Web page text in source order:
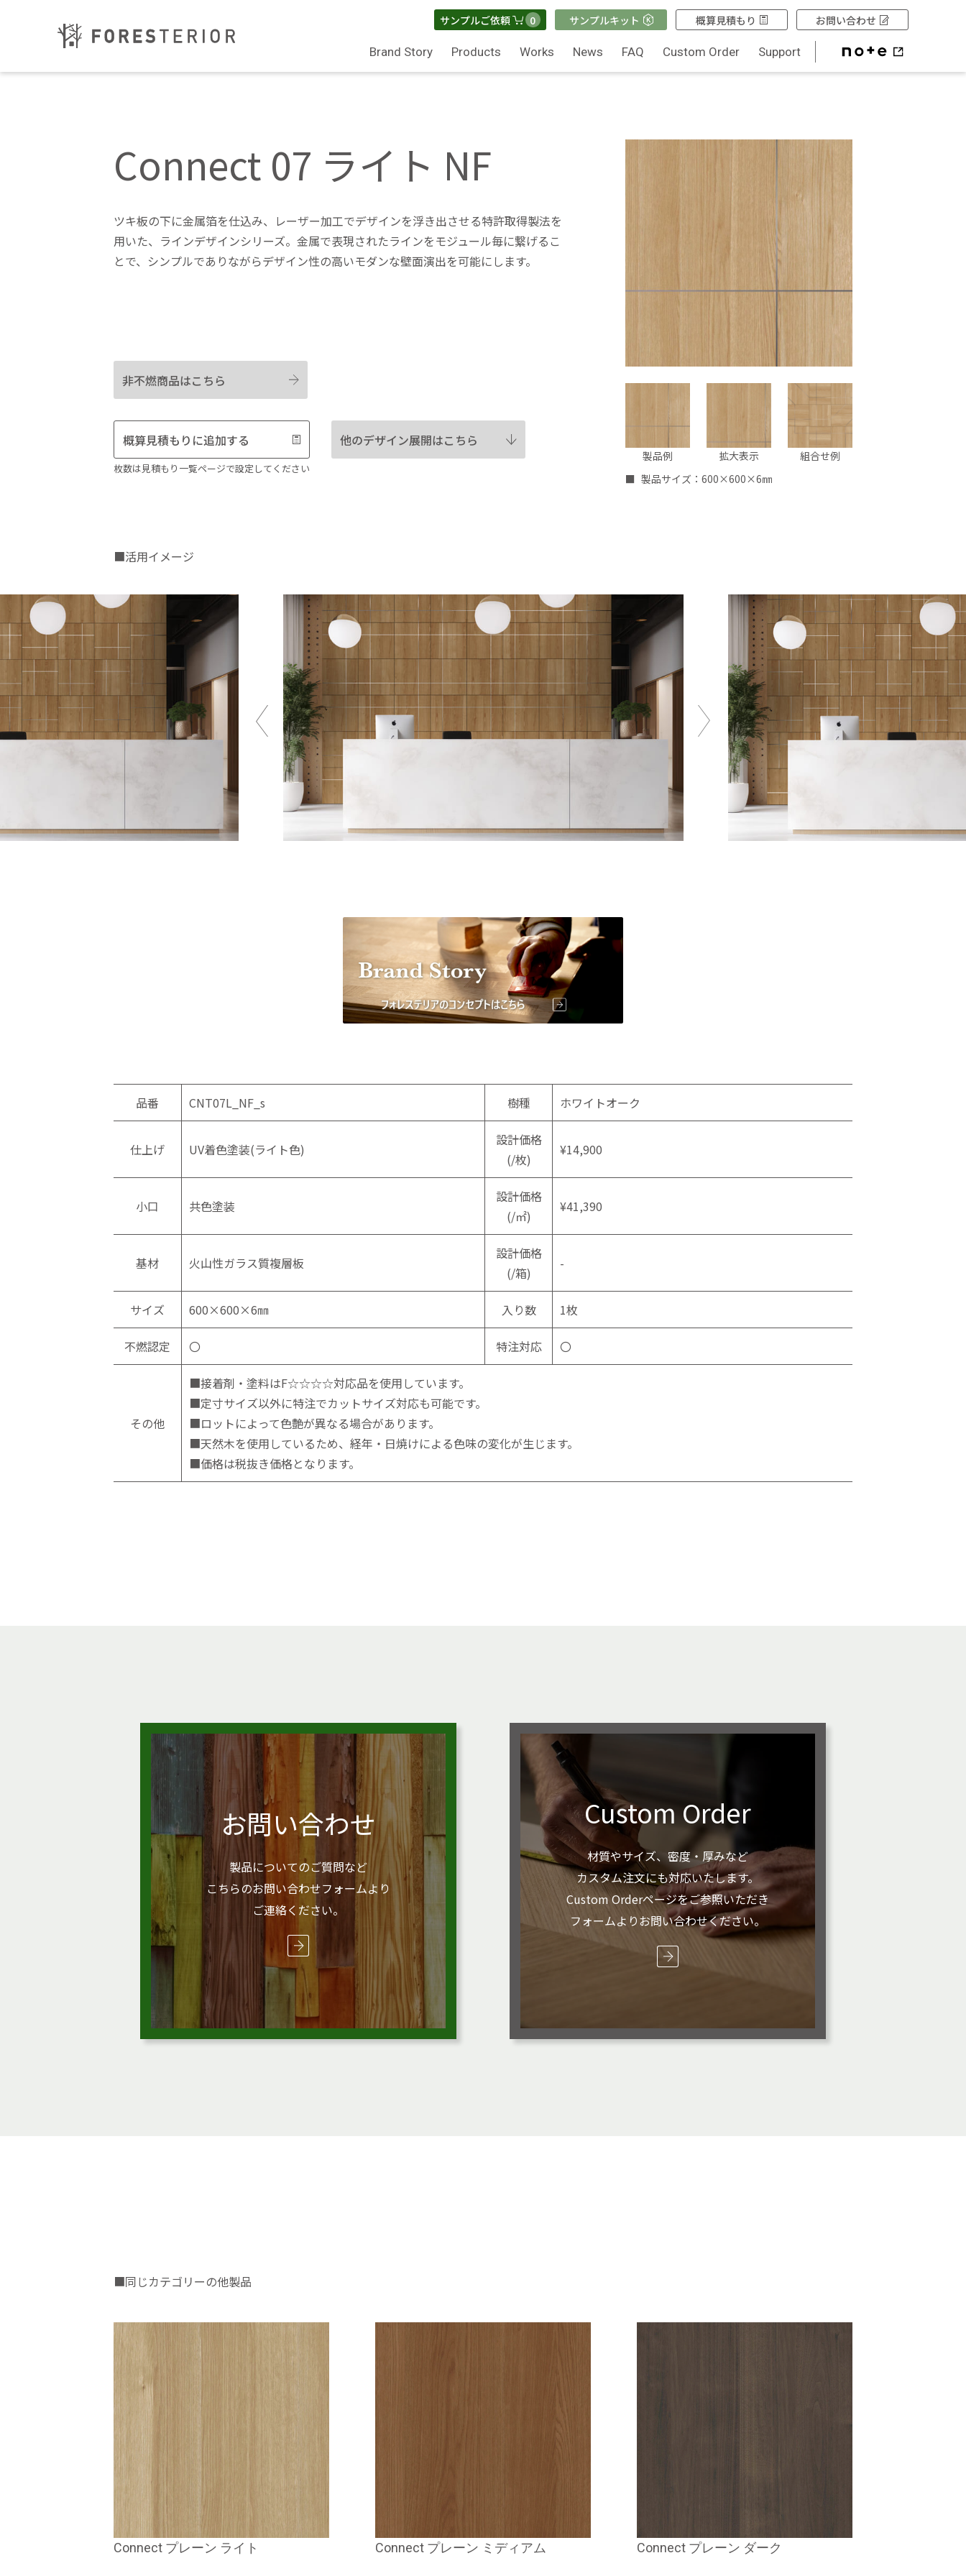
サンプルご依頼 0 サンプルキット 概算見積もり お問い合わせ
Brand Story Products Works News FAQ Custom Order Support
Connect 07 ライト NF
ツキ板の下に金属箔を仕込み、レーザー加工でデザインを浮き出させる特許取得製法を
用いた、ラインデザインシリーズ。金属で表現されたラインをモジュール毎に繋げるこ
とで、シンプルでありながらデザイン性の高いモダンな壁面演出を可能にします。
非不燃商品はこちら
概算見積もりに追加する
枚数は見積もり一覧ページで設定してください
他のデザイン展開はこちら
製品例 拡大表示
組合せ例
製品サイズ：600×600×6㎜
■活用イメージ
品番 CNT07L_NF_s 樹種 ホワイトオーク
仕上げ UV着色塗装(ライト色)
設計価格
(/枚)
¥14,900
小口 共色塗装
設計価格
(/㎡)
¥41,390
基材 火山性ガラス質複層板
設計価格
(/箱)
-
サイズ 600×600×6㎜ 入り数 1枚
不燃認定 〇 特注対応 〇
その他
■接着剤・塗料はF☆☆☆☆対応品を使用しています。
■定寸サイズ以外に特注でカットサイズ対応も可能です。
■ロットによって色艶が異なる場合があります。
■天然木を使用しているため、経年・日焼けによる色味の変化が生じます。
■価格は税抜き価格となります。
お問い合わせ
製品についてのご質問など
こちらのお問い合わせフォームより
ご連絡ください。
Custom Order
材質やサイズ、密度・厚みなど
カスタム注文にも対応いたします。
Custom Orderページをご参照いただき
フォームよりお問い合わせください。
■同じカテゴリーの他製品
Connect プレーン ライト Connect プレーン ミディアム Connect プレーン ダーク